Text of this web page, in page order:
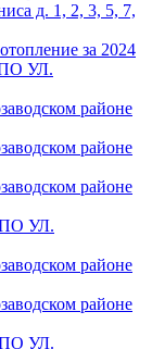
д. 1, 2, 3, 5, 7,
за 2024
УЛ.
районе
районе
районе
УЛ.
районе
районе
УЛ.